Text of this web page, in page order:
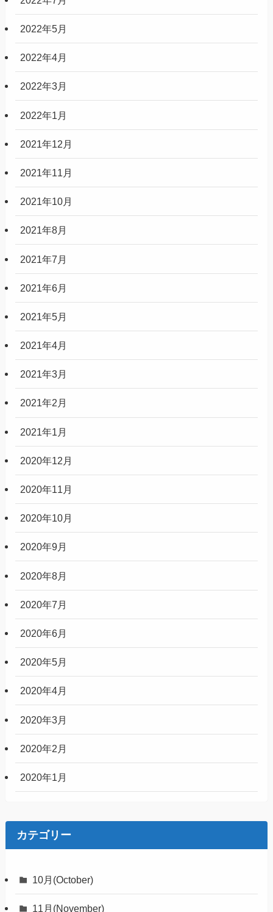
2022年5月
2022年4月
2022年3月
2022年1月
2021年12月
2021年11月
2021年10月
2021年8月
2021年7月
2021年6月
2021年5月
2021年4月
2021年3月
2021年2月
2021年1月
2020年12月
2020年11月
2020年10月
2020年9月
2020年8月
2020年7月
2020年6月
2020年5月
2020年4月
2020年3月
2020年2月
2020年1月
カテゴリー
10月(October)
11月(November)